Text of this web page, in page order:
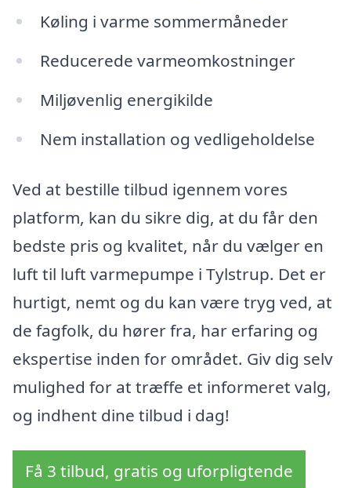
Køling i varme sommermåneder
Reducerede varmeomkostninger
Miljøvenlig energikilde
Nem installation og vedligeholdelse
Ved at bestille tilbud igennem vores
platform, kan du sikre dig, at du får den
bedste pris og kvalitet, når du vælger en
luft til luft varmepumpe i Tylstrup. Det er
hurtigt, nemt og du kan være tryg ved, at
de fagfolk, du hører fra, har erfaring og
ekspertise inden for området. Giv dig selv
mulighed for at træffe et informeret valg,
og indhent dine tilbud i dag!
Få 3 tilbud, gratis og uforpligtende